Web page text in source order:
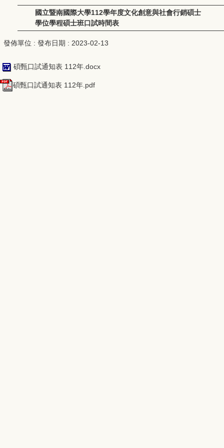
國立暨南國際大學112學年度文化創意與社會行銷碩士
學位學程碩士班口試時間表
發佈單位 : 發布日期 : 2023-02-13
碩甄口試通知表 112年.docx
碩甄口試通知表 112年.pdf